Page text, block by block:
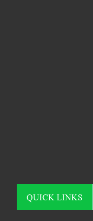
QUICK LINKS